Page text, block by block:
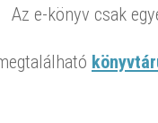
Az e-könyv csak